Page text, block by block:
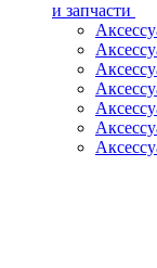
и запчасти